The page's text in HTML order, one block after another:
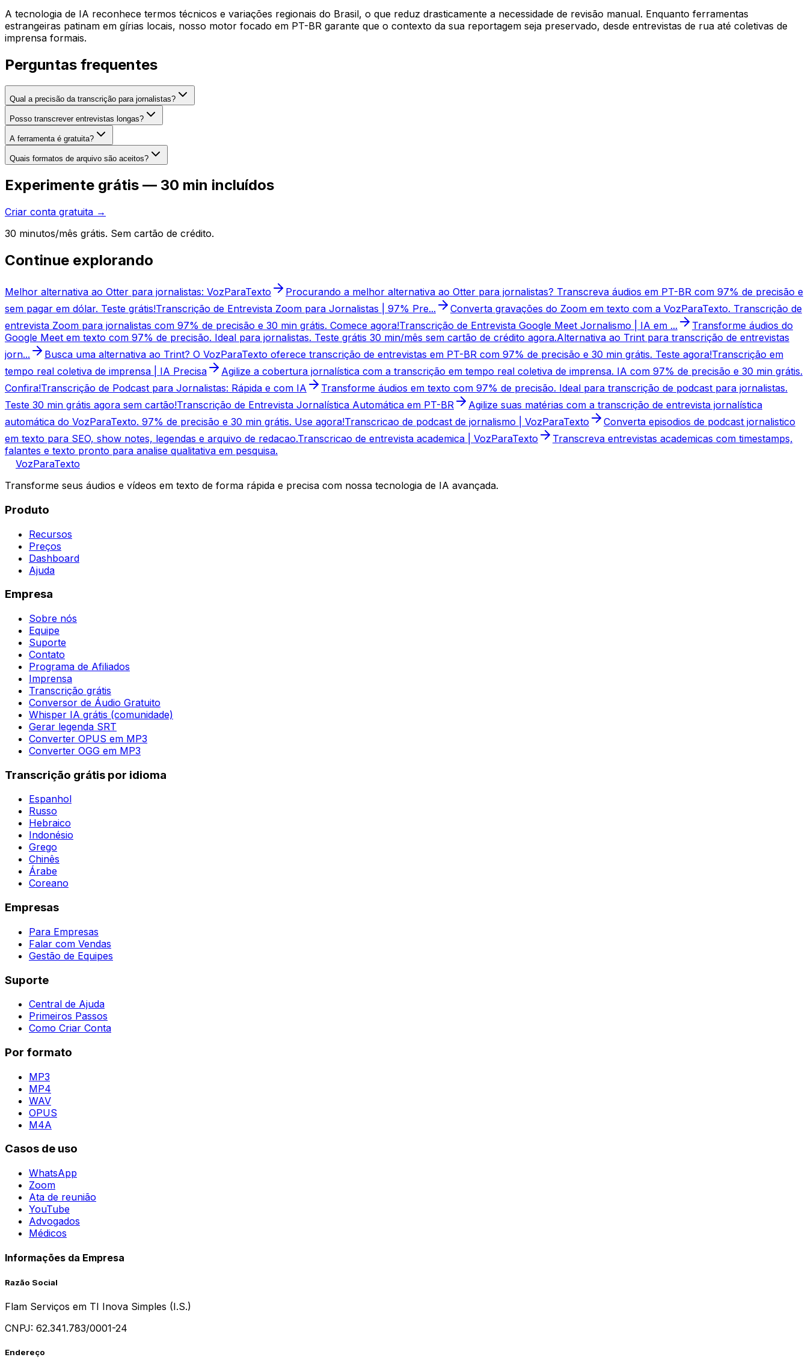
A tecnologia de IA reconhece termos técnicos e variações regionais do Brasil, o que reduz drasticamente a necessidade de revisão manual. Enquanto ferramentas
estrangeiras patinam em gírias locais, nosso motor focado em PT-BR garante que o contexto da sua reportagem seja preservado, desde entrevistas de rua até coletivas de
imprensa formais.
Perguntas frequentes
Qual a precisão da transcrição para jornalistas?
Posso transcrever entrevistas longas?
A ferramenta é gratuita?
Quais formatos de arquivo são aceitos?
Experimente grátis — 30 min incluídos
Criar conta gratuita →
30 minutos/mês grátis. Sem cartão de crédito.
Continue explorando
Melhor alternativa ao Otter para jornalistas: VozParaTexto
Procurando a melhor alternativa ao Otter para jornalistas? Transcreva áudios em PT-BR com 97% de precisão e
sem pagar em dólar. Teste grátis!Transcrição de Entrevista Zoom para Jornalistas | 97% Pre...
Converta gravações do Zoom em texto com a VozParaTexto. Transcrição de
entrevista Zoom para jornalistas com 97% de precisão e 30 min grátis. Comece agora!Transcrição de Entrevista Google Meet Jornalismo | IA em ...
Transforme áudios do
Google Meet em texto com 97% de precisão. Ideal para jornalistas. Teste grátis 30 min/mês sem cartão de crédito agora.Alternativa ao Trint para transcrição de entrevistas
jorn...
Busca uma alternativa ao Trint? O VozParaTexto oferece transcrição de entrevistas em PT-BR com 97% de precisão e 30 min grátis. Teste agora!Transcrição em
tempo real coletiva de imprensa | IA Precisa
Agilize a cobertura jornalística com a transcrição em tempo real coletiva de imprensa. IA com 97% de precisão e 30 min grátis.
Confira!Transcrição de Podcast para Jornalistas: Rápida e com IA
Transforme áudios em texto com 97% de precisão. Ideal para transcrição de podcast para jornalistas.
Teste 30 min grátis agora sem cartão!Transcrição de Entrevista Jornalística Automática em PT-BR
Agilize suas matérias com a transcrição de entrevista jornalística
automática do VozParaTexto. 97% de precisão e 30 min grátis. Use agora!Transcricao de podcast de jornalismo | VozParaTexto
Converta episodios de podcast jornalistico
em texto para SEO, show notes, legendas e arquivo de redacao.Transcricao de entrevista academica | VozParaTexto
Transcreva entrevistas academicas com timestamps,
falantes e texto pronto para analise qualitativa em pesquisa.
VozParaTexto
Transforme seus áudios e vídeos em texto de forma rápida e precisa com nossa tecnologia de IA avançada.
Produto
Recursos
Preços
Dashboard
Ajuda
Empresa
Sobre nós
Equipe
Suporte
Contato
Programa de Afiliados
Imprensa
Transcrição grátis
Conversor de Áudio Gratuito
Whisper IA grátis (comunidade)
Gerar legenda SRT
Converter OPUS em MP3
Converter OGG em MP3
Transcrição grátis por idioma
Espanhol
Russo
Hebraico
Indonésio
Grego
Chinês
Árabe
Coreano
Empresas
Para Empresas
Falar com Vendas
Gestão de Equipes
Suporte
Central de Ajuda
Primeiros Passos
Como Criar Conta
Por formato
MP3
MP4
WAV
OPUS
M4A
Casos de uso
WhatsApp
Zoom
Ata de reunião
YouTube
Advogados
Médicos
Informações da Empresa
Razão Social
Flam Serviços em TI Inova Simples (I.S.)
CNPJ: 62.341.783/0001-24
Endereço